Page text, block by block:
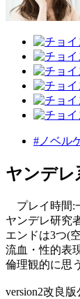
#ノベル
ヤンデレ
プレイ時間:
ヤンデレ研究
エンドは3つ(
流血・性的表
倫理観的に思
version2改良